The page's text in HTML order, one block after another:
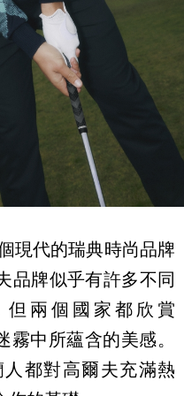
現代的瑞典時尚品牌
品牌似乎有許多不同
兩個國家都欣賞
霧中所蘊含的美感。
都對高爾夫充滿熱